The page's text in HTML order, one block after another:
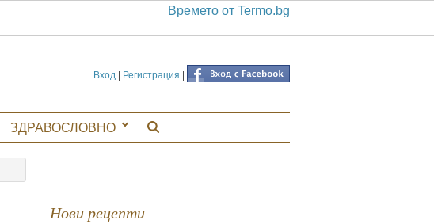
Времето от Termo.bg
Вход | Регистрация |
ЗДРАВОСЛОВНО
Нови рецепти